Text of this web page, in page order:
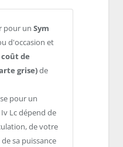
pour un Sym
d'occasion et
coût de
grise)de
pour un
Lc dépend de
de votre
sa puissance